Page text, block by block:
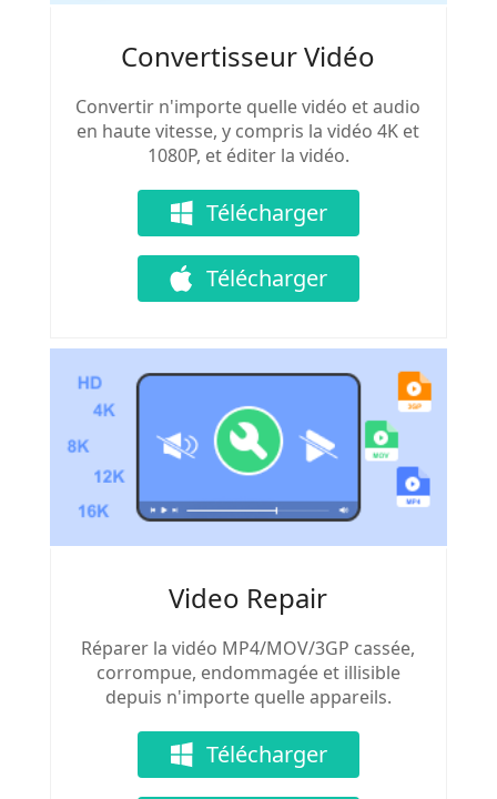
Convertisseur Vidéo
Convertir n'importe quelle vidéo et audio
en haute vitesse, y compris la vidéo 4K et
1080P, et éditer la vidéo.
Télécharger
Télécharger
Video Repair
Réparer la vidéo MP4/MOV/3GP cassée,
corrompue, endommagée et illisible
depuis n'importe quelle appareils.
Télécharger